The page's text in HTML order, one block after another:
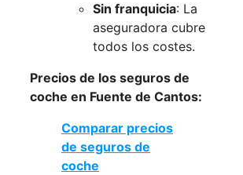
Sin franquicia: La
aseguradora cubre
todos los costes.
Precios de los seguros de
coche en Fuente de Cantos:
Comparar precios
de seguros de
coche